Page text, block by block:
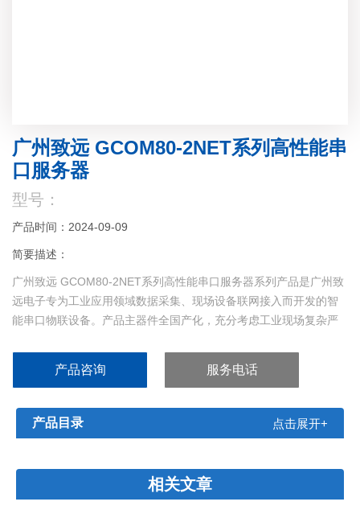
广州致远 GCOM80-2NET系列高性能串
口服务器
型号：
产品时间：2024-09-09
简要描述：
广州致远 GCOM80-2NET系列高性能串口服务器系列产品是广州致
远电子专为工业应用领域数据采集、现场设备联网接入而开发的智
能串口物联设备。产品主器件全国产化，充分考虑工业现场复杂严
产品咨询 服务电话
产品目录 点击展开+
相关文章